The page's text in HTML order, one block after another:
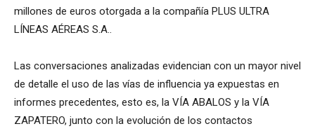
millones de euros otorgada a la compañía PLUS ULTRA
LÍNEAS AÉREAS S.A..
Las conversaciones analizadas evidencian con un mayor nivel
de detalle el uso de las vías de influencia ya expuestas en
informes precedentes, esto es, la VÍA ABALOS y la VÍA
ZAPATERO, junto con la evolución de los contactos